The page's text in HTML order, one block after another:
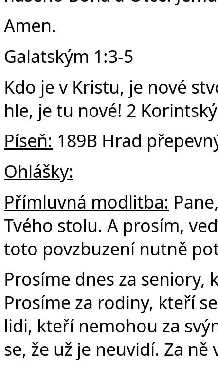
Amen.
Galatským 1:3-5
Kdo je v Kristu, je nové
hle, je tu nové! 2
Píseň: 189B Hrad
Ohlášky:
Přímluvná modlitba:
Tvého stolu. A prosím,
toto povzbuzení nutně
Prosíme dnes za seniory,
Prosíme za rodiny, kteří
lidi, kteří nemohou za
se, že už je neuvidí. Za ně